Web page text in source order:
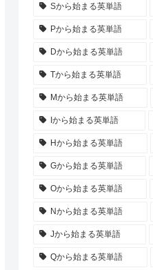
Sから始まる英単語
Pから始まる英単語
Dから始まる英単語
Tから始まる英単語
Mから始まる英単語
Iから始まる英単語
Hから始まる英単語
Gから始まる英単語
Oから始まる英単語
Nから始まる英単語
Jから始まる英単語
Qから始まる英単語